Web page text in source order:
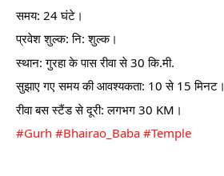
समय: 24 घंटे।
प्रवेश शुल्क: नि: शुल्क।
स्थान: गुरहा के पास रीवा से 30 कि.मी.
सुझाए गए समय की आवश्यकता: 10 से 15 मिनट।
रीवा बस स्टैंड से दूरी: लगभग 30 KM।
#Gurh #Bhairao_Baba #Temple